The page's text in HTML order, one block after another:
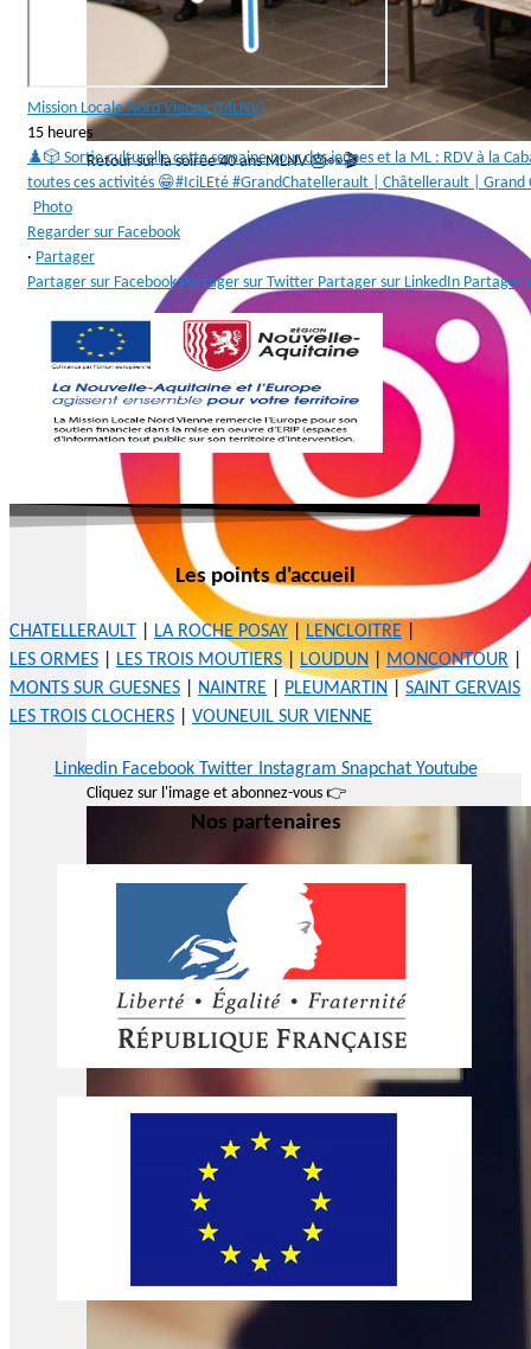
Retour sur la soirée 40 ans MLNV 🎂👀🎬
Cliquez sur l'image et abonnez-vous 👉
Mission Locale Nord Vienne (MLNV)
15 heures
♟️🎲 Sortie culturelle cette semaine pour des jeunes et la ML : RDV à la
toutes ces activités 😁#IciLEté #GrandChatellerault | Châtellerault |
Photo
Regarder sur Facebook
· Partager
Partager sur Facebook Partager sur Twitter Partager sur LinkedIn Partager
Les points d'accueil
CHATELLERAULT LA ROCHE POSAY LENCLOITRE
LES ORMES
LES TROIS MOUTIERS| LOUDUN MONCONTOUR
MONTS SUR GUESNES
NAINTRE PLEUMARTIN
SAINT GERVAIS
LES TROIS CLOCHERS
VOUNEUIL SUR VIENNE
Linkedin Facebook Twitter Instagram Snapchat Youtube
Nos partenaires